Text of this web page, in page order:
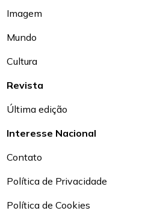
Imagem
Mundo
Cultura
Revista
Última edição
Interesse Nacional
Contato
Política de Privacidade
Política de Cookies